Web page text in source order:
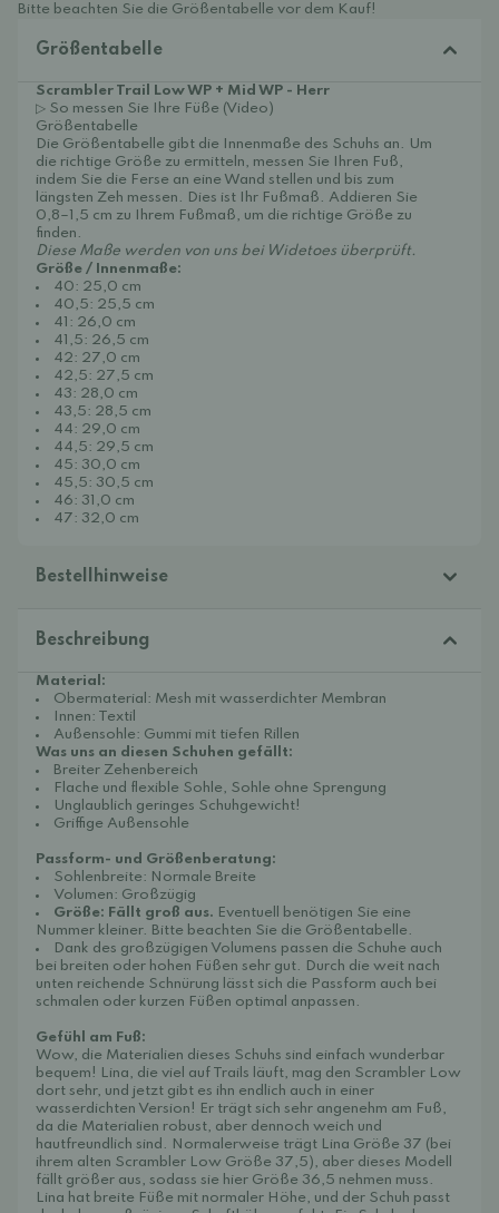
Bitte beachten Sie die Größentabelle vor dem Kauf!
Größentabelle
Scrambler Trail Low WP + Mid WP - Herr
▷ So messen Sie Ihre Füße (Video)
Größentabelle
Die Größentabelle gibt die Innenmaße des Schuhs an. Um
die richtige Größe zu ermitteln, messen Sie Ihren Fuß,
indem Sie die Ferse an eine Wand stellen und bis zum
längsten Zeh messen. Dies ist Ihr Fußmaß. Addieren Sie
0,8–1,5 cm zu Ihrem Fußmaß, um die richtige Größe zu
finden.
Diese Maße werden von uns bei Widetoes überprüft.
Größe / Innenmaße:
40: 25,0 cm
40,5: 25,5 cm
41: 26,0 cm
41,5: 26,5 cm
42: 27,0 cm
42,5: 27,5 cm
43: 28,0 cm
43,5: 28,5 cm
44: 29,0 cm
44,5: 29,5 cm
45: 30,0 cm
45,5: 30,5 cm
46: 31,0 cm
47: 32,0 cm
Bestellhinweise
Beschreibung
Material:
Obermaterial: Mesh mit wasserdichter Membran
Innen: Textil
Außensohle: Gummi mit tiefen Rillen
Was uns an diesen Schuhen gefällt:
Breiter Zehenbereich
Flache und flexible Sohle, Sohle ohne Sprengung
Unglaublich geringes Schuhgewicht!
Griffige Außensohle
Passform- und Größenberatung:
Sohlenbreite: Normale Breite
Volumen: Großzügig
Größe: Fällt groß aus. Eventuell benötigen Sie eine
Nummer kleiner. Bitte beachten Sie die Größentabelle.
Dank des großzügigen Volumens passen die Schuhe auch
bei breiten oder hohen Füßen sehr gut. Durch die weit nach
unten reichende Schnürung lässt sich die Passform auch bei
schmalen oder kurzen Füßen optimal anpassen.
Gefühl am Fuß:
Wow, die Materialien dieses Schuhs sind einfach wunderbar
bequem! Lina, die viel auf Trails läuft, mag den Scrambler Low
dort sehr, und jetzt gibt es ihn endlich auch in einer
wasserdichten Version! Er trägt sich sehr angenehm am Fuß,
da die Materialien robust, aber dennoch weich und
hautfreundlich sind. Normalerweise trägt Lina Größe 37 (bei
ihrem alten Scrambler Low Größe 37,5), aber dieses Modell
fällt größer aus, sodass sie hier Größe 36,5 nehmen muss.
Lina hat breite Füße mit normaler Höhe, und der Schuh passt